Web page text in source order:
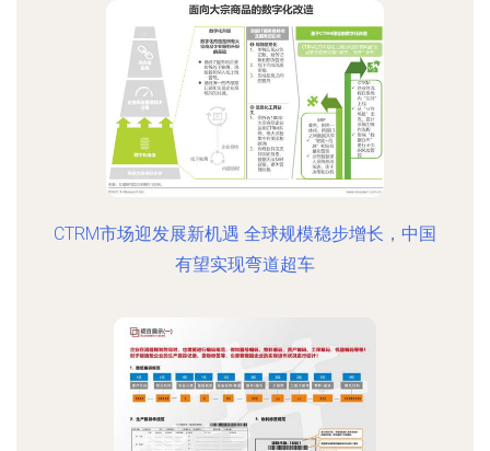
CTRM市场迎发展新机遇 全球规模稳步增长，中国
有望实现弯道超车